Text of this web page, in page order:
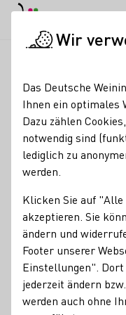
das
Radebeul
Weinwanderung
Zitzschewig.
Geführter
Abstiegen inkl.
Abschluss. Festes
erforderlich.
Wir
Das Deutsche
Ihnen ein optimales
Dazu zählen
notwendig sind
lediglich zu
werden.
Klicken Sie auf
akzeptieren. Sie
ändern und
Footer unserer
Einstellungen". Dort
jederzeit ändern
werden auch ohne